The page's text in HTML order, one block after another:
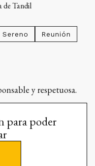
de Tandil
Reunión
y respetuosa.
para poder